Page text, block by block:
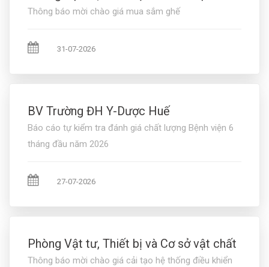
Thông báo mời chào giá mua sắm ghế
31-07-2026
BV Trường ĐH Y-Dược Huế
Báo cáo tự kiểm tra đánh giá chất lượng Bệnh viện 6
tháng đầu năm 2026
27-07-2026
Phòng Vật tư, Thiết bị và Cơ sở vật chất
Thông báo mời chào giá cải tạo hệ thống điều khiển